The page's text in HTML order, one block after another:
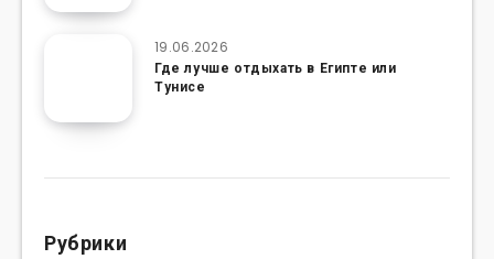
19.06.2026
Где лучше отдыхать в Египте или
Тунисе
Рубрики